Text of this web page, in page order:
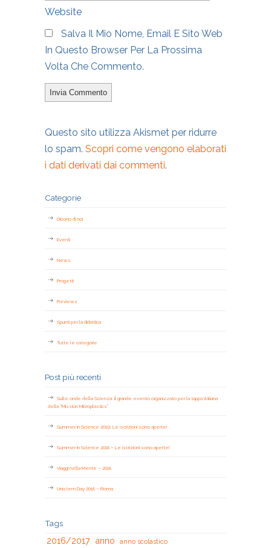
Website
Salva Il Mio Nome, Email E Sito Web
In Questo Browser Per La Prossima
Volta Che Commento.
Questo sito utilizza Akismet per ridurre
lo spam. Scopri come vengono elaborati
i dati derivati dai commenti.
Categorie
Dicono di noi
Eventi
News
Progetti
Reviews
Spunti per la didattica
Tutte le categorie
Post più recenti
Sulle onde della Scienza: il grande evento organizzato per la tappa italiana
della “Mission Microplastics”
Summer in Science 2019: Le iscrizioni sono aperte!
Summer in Science 2018 – Le iscrizioni sono aperte!
Viaggi nella Mente – 2018
Unistem Day 2018 – Roma
Tags
2016/2017 anno anno scolastico